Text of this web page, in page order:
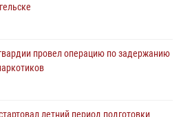
провел операцию по задержанию
летний период подготовки